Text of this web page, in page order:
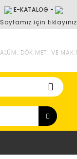
E-KATALOG -
Sayfamız için tıklayınız